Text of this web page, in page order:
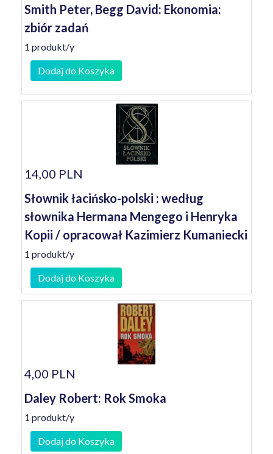
Smith Peter, Begg David: Ekonomia:
zbiór zadań
1 produkt/y
Dodaj do Koszyka
14,00 PLN
Słownik łacińsko-polski : według
słownika Hermana Mengego i Henryka
Kopii / opracował Kazimierz Kumaniecki
1 produkt/y
Dodaj do Koszyka
4,00 PLN
Daley Robert: Rok Smoka
1 produkt/y
Dodaj do Koszyka